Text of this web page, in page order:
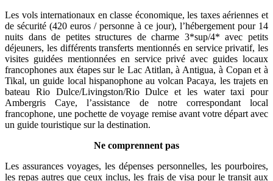
Les vols internationaux en classe économique, les taxes aériennes et
de sécurité (420 euros / personne à ce jour), l’hébergement pour 14
nuits dans de petites structures de charme 3*sup/4* avec petits
déjeuners, les différents transferts mentionnés en service privatif, les
visites guidées mentionnées en service privé avec guides locaux
francophones aux étapes sur le Lac Atitlan, à Antigua, à Copan et à
Tikal, un guide local hispanophone au volcan Pacaya, les trajets en
bateau Rio Dulce/Livingston/Rio Dulce et les water taxi pour
Ambergris Caye, l’assistance de notre correspondant local
francophone, une pochette de voyage remise avant votre départ avec
un guide touristique sur la destination.
Ne comprennent pas
Les assurances voyages, les dépenses personnelles, les pourboires,
les repas autres que ceux inclus, les frais de visa pour le transit aux